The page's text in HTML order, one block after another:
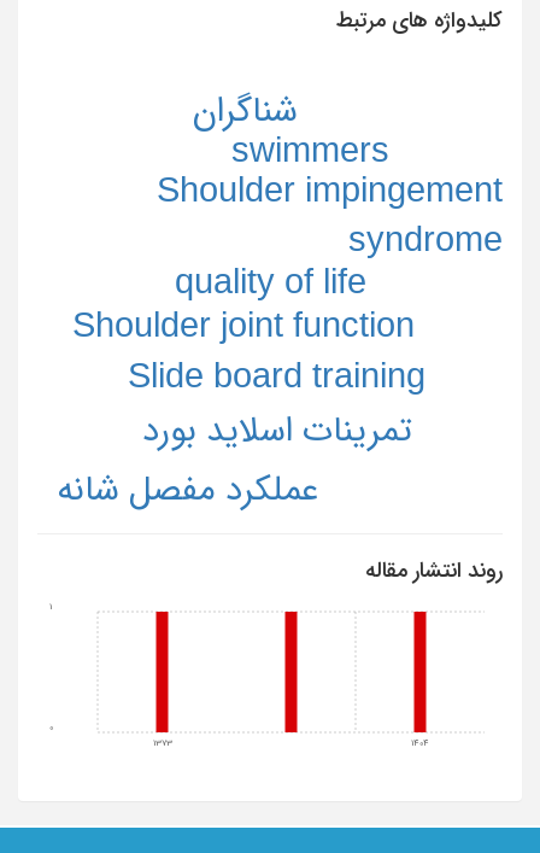
کلیدواژه های مرتبط
quality of life
Shoulder impingement
syndrome
Shoulder joint function
Slide board training
swimmers
تمرینات اسلاید بورد
شناگران
عملکرد مفصل شانه
روند انتشار مقاله
1373 1404
0
1